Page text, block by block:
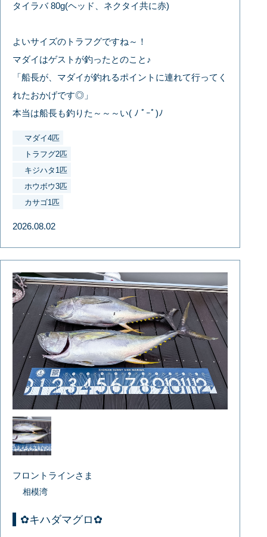
タイラバ 80g(ヘッド、ネクタイ共に赤)
よいサイズのトラフグですね～！
マダイはゲストが釣ったとのこと♪
「船長が、マダイが釣れるポイントに連れて行ってく
れたおかげです◎」
本当は船長も釣りた～～～い( ﾉ ﾟｰﾟ)ﾉ
マダイ4匹
トラフグ2匹
キジハタ1匹
ホウボウ3匹
カサゴ1匹
2026.08.02
フロントラインさま
相模湾
✿キハダマグロ✿